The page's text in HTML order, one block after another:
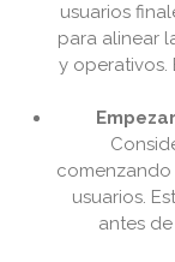
usuarios
para alinear
y
usuarios.
antes